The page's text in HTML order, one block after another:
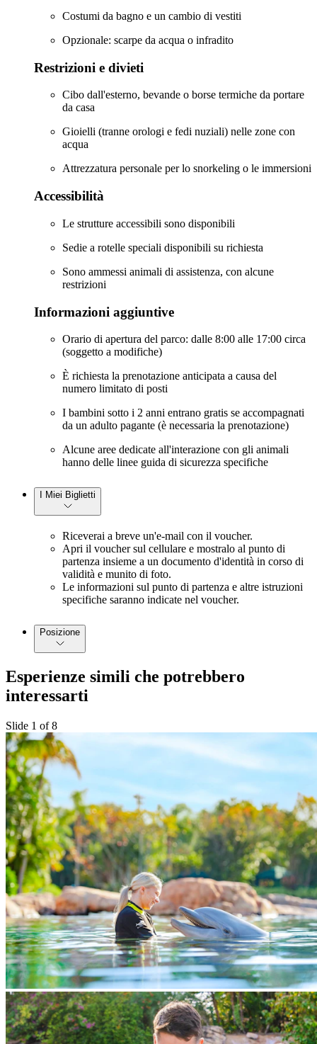
Costumi da bagno e un cambio di vestiti
Opzionale: scarpe da acqua o infradito
Restrizioni e divieti
Cibo dall'esterno, bevande o borse termiche da portare
da casa
Gioielli (tranne orologi e fedi nuziali) nelle zone con
acqua
Attrezzatura personale per lo snorkeling o le immersioni
Accessibilità
Le strutture accessibili sono disponibili
Sedie a rotelle speciali disponibili su richiesta
Sono ammessi animali di assistenza, con alcune
restrizioni
Informazioni aggiuntive
Orario di apertura del parco: dalle 8:00 alle 17:00 circa
(soggetto a modifiche)
È richiesta la prenotazione anticipata a causa del
numero limitato di posti
I bambini sotto i 2 anni entrano gratis se accompagnati
da un adulto pagante (è necessaria la prenotazione)
Alcune aree dedicate all'interazione con gli animali
hanno delle linee guida di sicurezza specifiche
I Miei Biglietti
Riceverai a breve un'e-mail con il voucher.
Apri il voucher sul cellulare e mostralo al punto di
partenza insieme a un documento d'identità in corso di
validità e munito di foto.
Le informazioni sul punto di partenza e altre istruzioni
specifiche saranno indicate nel voucher.
Posizione
Esperienze simili che potrebbero
interessarti
Slide 1 of 8